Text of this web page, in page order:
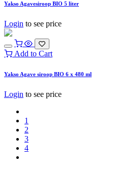
Yakso Agavesiroop BIO 5 liter
Login to see price
Add to Cart
Yakso Agave siroop BIO 6 x 480 ml
Login to see price
1
2
3
4